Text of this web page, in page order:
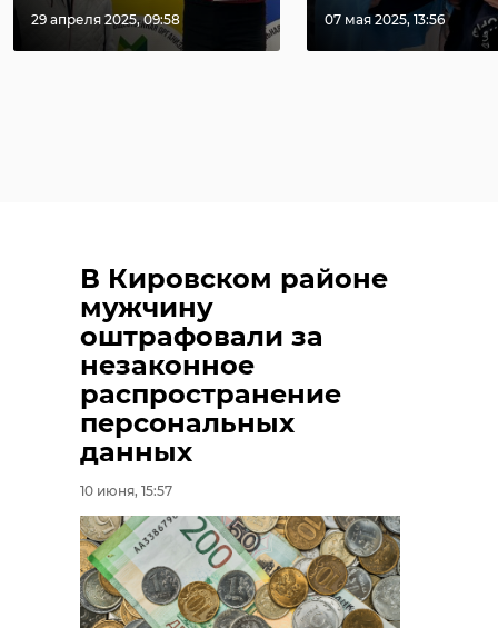
29 апреля 2025, 09:58 07 мая 2025, 13:56
В Кировском районе
мужчину
оштрафовали за
незаконное
распространение
персональных
данных
10 июня, 15:57